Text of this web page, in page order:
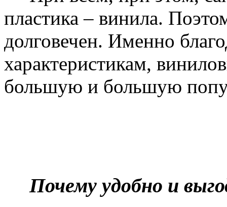
пластика – винила.
долговечен. Именно
характеристикам,
большую и большую
Почему удобно и